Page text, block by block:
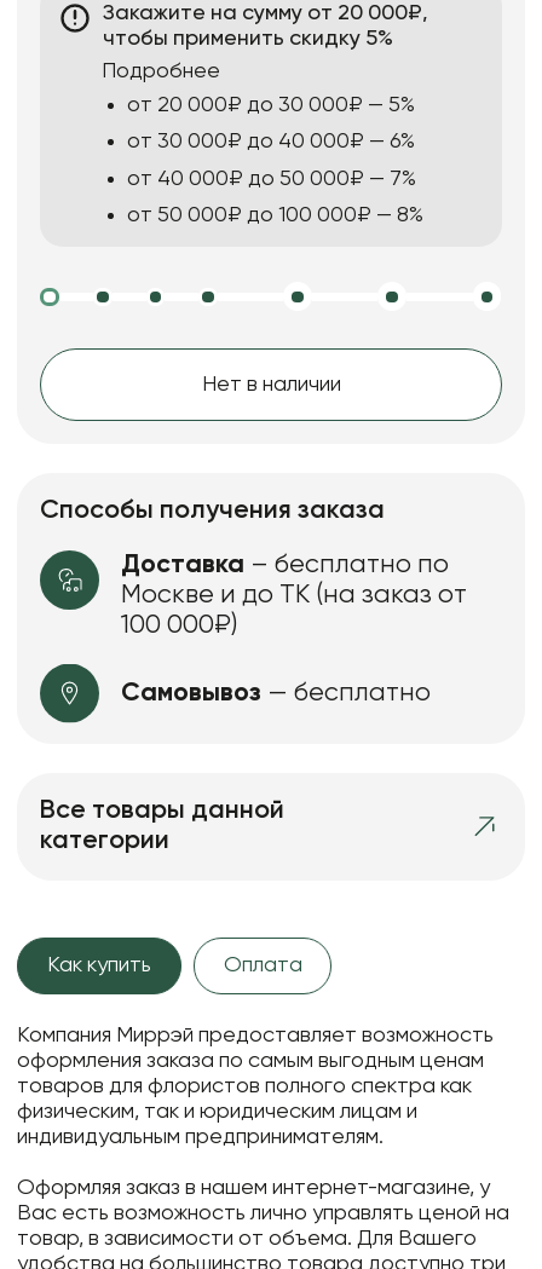
Закажите на сумму от 20 000₽,
чтобы применить скидку 5%
Подробнее
от 20 000₽ до 30 000₽ — 5%
от 30 000₽ до 40 000₽ — 6%
от 40 000₽ до 50 000₽ — 7%
от 50 000₽ до 100 000₽ — 8%
Нет в наличии
Способы получения заказа
Доставка – бесплатно по
Москве и до ТК (на заказ от
100 000₽)
Самовывоз — бесплатно
Все товары данной
категории
Как купить Оплата
Компания Миррэй предоставляет возможность
оформления заказа по самым выгодным ценам
товаров для флористов полного спектра как
физическим, так и юридическим лицам и
индивидуальным предпринимателям.
Оформляя заказ в нашем интернет-магазине, у
Вас есть возможность лично управлять ценой на
товар, в зависимости от объема. Для Вашего
удобства на большинство товара доступно три